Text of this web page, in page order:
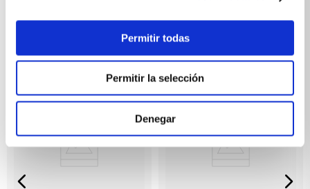
Permitir todas
Permitir la selección
Denegar
🎒¡Lo nuevo en mochilas!🤩